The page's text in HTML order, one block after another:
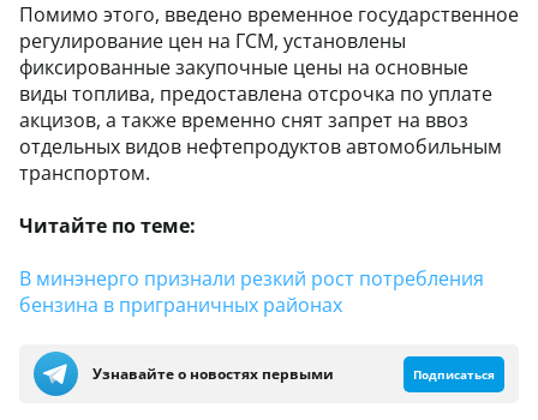
Помимо этого, введено временное государственное
регулирование цен на ГСМ, установлены
фиксированные закупочные цены на основные
виды топлива, предоставлена отсрочка по уплате
акцизов, а также временно снят запрет на ввоз
отдельных видов нефтепродуктов автомобильным
транспортом.
Читайте по теме:
В минэнерго признали резкий рост потребления
бензина в приграничных районах
Узнавайте о новостях первыми Подписаться